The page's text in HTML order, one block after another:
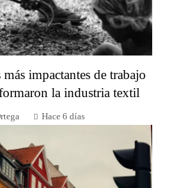
impactantes de trabajo
la industria textil
Hace 6 días